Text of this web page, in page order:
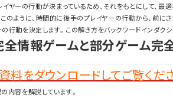
ヤーの行動が決まっているため、それをもとにして、最
このように、時間的に後手のプレイヤーの行動から、前に
行動を決定します。この解き方をバックワードインダクシ
情報ゲームと部分ゲーム完
料をダウンロードしてご覧くだ
内容を解説しています。